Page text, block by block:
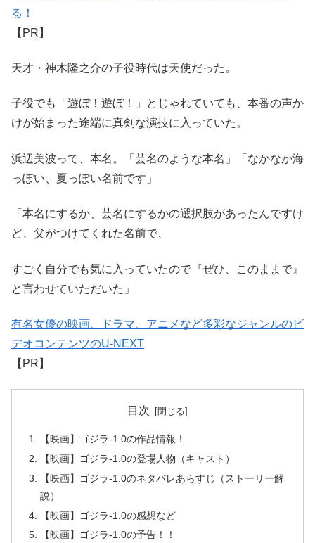
る！
【PR】
天才・神木隆之介の子役時代は天使だった。
子役でも「遊ぼ！遊ぼ！」とじゃれていても、本番の声か
けが始まった途端に真剣な演技に入っていた。
浜辺美波って、本名。「芸名のような本名」「なかなか海
っぽい、夏っぽい名前です」
「本名にするか、芸名にするかの選択肢があったんですけ
ど、父がつけてくれた名前で、
すごく自分でも気に入っていたので『ぜひ、このままで』
と言わせていただいた」
有名女優の映画、ドラマ、アニメなど多彩なジャンルのビ
デオコンテンツのU-NEXT
【PR】
目次
【映画】ゴジラ-1.0の作品情報！
【映画】ゴジラ-1.0の登場人物（キャスト）
【映画】ゴジラ-1.0のネタバレあらすじ（ストーリー解
説）
【映画】ゴジラ-1.0の感想など
【映画】ゴジラ-1.0の予告！！